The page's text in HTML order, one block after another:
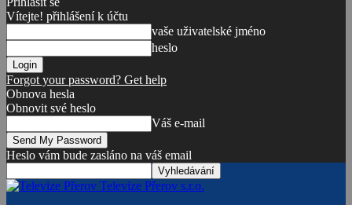
Vítejte! přihlášení k účtu
vaše uživatelské jméno
heslo
Forgot your password? Get help
Obnova hesla
Obnovit své heslo
Váš e-mail
Heslo vám bude zasláno na váš email
Televize Přerov s.r.o.